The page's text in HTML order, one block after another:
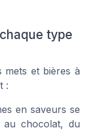
type
mets et bières à
:
en saveurs se
au chocolat, du